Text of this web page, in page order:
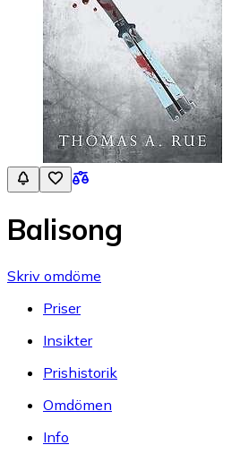
Balisong
Skriv omdöme
Priser
Insikter
Prishistorik
Omdömen
Info